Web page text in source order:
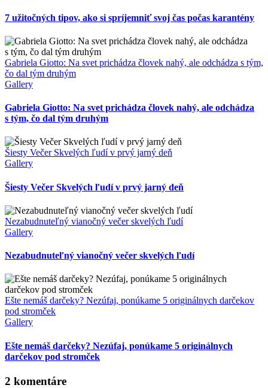
7 užitočných tipov, ako si spríjemniť svoj čas počas karantény
Gabriela Giotto: Na svet prichádza človek nahý, ale odchádza s tým,
čo dal tým druhým
Gallery
Gabriela Giotto: Na svet prichádza človek nahý, ale odchádza
s tým, čo dal tým druhým
Šiesty Večer Skvelých ľudí v prvý jarný deň
Gallery
Šiesty Večer Skvelých ľudí v prvý jarný deň
Nezabudnuteľný vianočný večer skvelých ľudí
Gallery
Nezabudnuteľný vianočný večer skvelých ľudí
Ešte nemáš darčeky? Nezúfaj, ponúkame 5 originálnych darčekov
pod stromček
Gallery
Ešte nemáš darčeky? Nezúfaj, ponúkame 5 originálnych
darčekov pod stromček
2 komentáre